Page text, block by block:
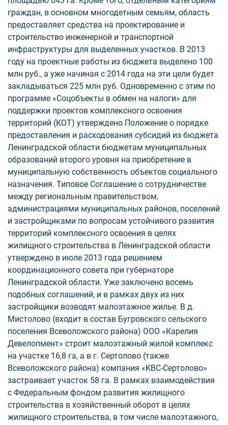
граждан, в основном многодетным семьям, область
предоставляет средства на проектирование и
строительство инженерной и транспортной
инфраструктуры для выделенных участков. В 2013
году на проектные работы из бюджета выделено 100
млн руб., а уже начиная с 2014 года на эти цели будет
закладываться 225 млн руб. Одновременно с этим по
программе «Соцобъекты в обмен на налоги» для
поддержки проектов комплексного освоения
территорий (КОТ) утверждено Положение о порядке
предоставления и расходования субсидий из бюджета
Ленинградской области бюджетам муниципальных
образований второго уровня на приобретение в
муниципальную собственность объектов социального
назначения. Типовое Соглашение о сотрудничестве
между региональным правительством,
администрациями муниципальных районов, поселений
и застройщиками по вопросам устойчивого развития
территорий комплексного освоения в целях
жилищного строительства в Ленинградской области
утверждено в июле 2013 года решением
координационного совета при губернаторе
Ленинградской области. Уже заключено восемь
подобных соглашений, и в рамках двух из них
застройщики возводят малоэтажное жилье. В д.
Мистолово (входит в состав Бугровского сельского
поселения Всеволожского района) ООО «Карелия
Девелопмент» строит малоэтажный жилой комплекс
на участке 16,8 га, а в г. Сертолово (также
Всеволожского района) компания «КВС-Сертолово»
застраивает участок 58 га. В рамках взаимодействия
с Федеральным фондом развития жилищного
строительства в хозяйственный оборот в целях
жилищного строительства, в том числе малоэтажного,